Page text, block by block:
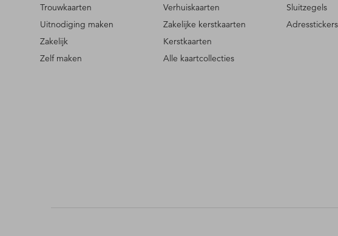
Trouwkaarten
Uitnodiging maken
Zakelijk
Zelf maken
Verhuiskaarten
Zakelijke kerstkaarten
Kerstkaarten
Alle kaartcollecties
Sluitzegels
Adresstickers